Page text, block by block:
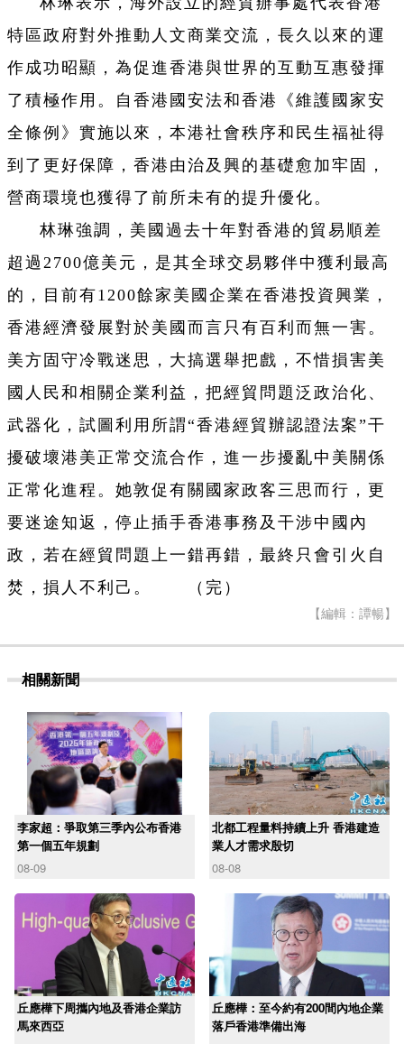
特區政府對外推動人文商業交流，長久以來的運
作成功昭顯，為促進香港與世界的互動互惠發揮
了積極作用。自香港國安法和香港《維護國家安
全條例》實施以來，本港社會秩序和民生福祉得
到了更好保障，香港由治及興的基礎愈加牢固，
營商環境也獲得了前所未有的提升優化。
林琳強調，美國過去十年對香港的貿易順差
超過2700億美元，是其全球交易夥伴中獲利最高
的，目前有1200餘家美國企業在香港投資興業，
香港經濟發展對於美國而言只有百利而無一害。
美方固守冷戰迷思，大搞選舉把戲，不惜損害美
國人民和相關企業利益，把經貿問題泛政治化、
武器化，試圖利用所謂“香港經貿辦認證法案”干
擾破壞港美正常交流合作，進一步擾亂中美關係
正常化進程。她敦促有關國家政客三思而行，更
要迷途知返，停止插手香港事務及干涉中國內
政，若在經貿問題上一錯再錯，最終只會引火自
焚，損人不利己。 （完）
【編輯：譚暢】
相關新聞
李家超：爭取第三季內公布香港
第一個五年規劃
08-09
北都工程量料持續上升 香港建造
業人才需求殷切
08-08
丘應樺下周攜內地及香港企業訪
馬來西亞
丘應樺：至今約有200間內地企業
落戶香港準備出海